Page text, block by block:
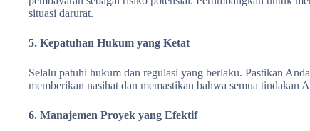
situasi darurat.
5. Kepatuhan Hukum yang Ketat
Selalu patuhi hukum dan regulasi yang berlaku. Pastikan
memberikan nasihat dan memastikan bahwa semua tindakan
6. Manajemen Proyek yang Efektif